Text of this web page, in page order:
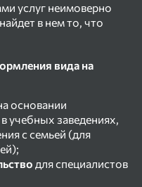
услуг неимоверно
в нем то, что
вида на
основании
учебных заведениях,
с семьей (для
для специалистов